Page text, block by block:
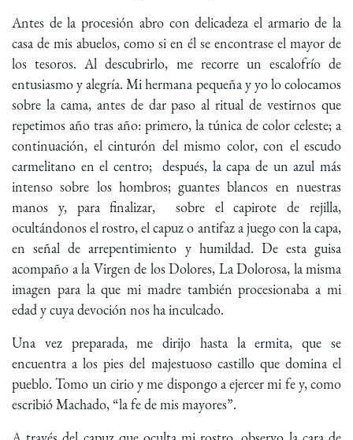
Antes de la procesión abro con delicadeza el armario de la
casa de mis abuelos, como si en él se encontrase el mayor de
los tesoros. Al descubrirlo, me recorre un escalofrío de
entusiasmo y alegría. Mi hermana pequeña y yo lo colocamos
sobre la cama, antes de dar paso al ritual de vestirnos que
repetimos año tras año: primero, la túnica de color celeste; a
continuación, el cinturón del mismo color, con el escudo
carmelitano en el centro; después, la capa de un azul más
intenso sobre los hombros; guantes blancos en nuestras
manos y, para finalizar, sobre el capirote de rejilla,
ocultándonos el rostro, el capuz o antifaz a juego con la capa,
en señal de arrepentimiento y humildad. De esta guisa
acompaño a la Virgen de los Dolores, La Dolorosa, la misma
imagen para la que mi madre también procesionaba a mi
edad y cuya devoción nos ha inculcado.
Una vez preparada, me dirijo hasta la ermita, que se
encuentra a los pies del majestuoso castillo que domina el
pueblo. Tomo un cirio y me dispongo a ejercer mi fe y, como
escribió Machado, “la fe de mis mayores”.